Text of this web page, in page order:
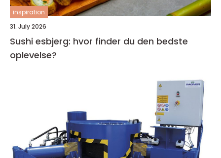
inspiration
31. July 2026
Sushi esbjerg: hvor finder du den bedste
oplevelse?